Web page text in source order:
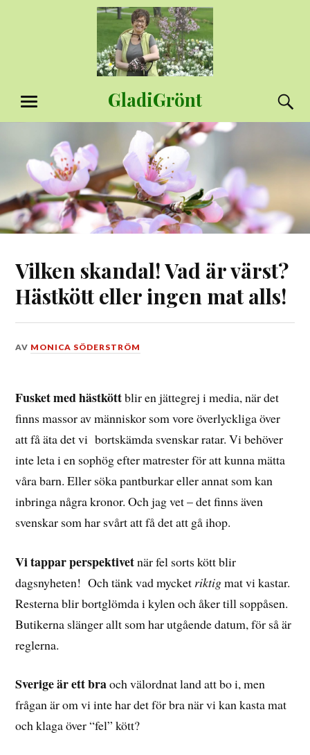
GladiGrönt
MENY
Vilken skandal! Vad är värst?
Hästkött eller ingen mat alls!
DEN
2013
AV MONICA SÖDERSTRÖM
Fusket med hästköttblir en jättegrej i media, när det
finns massor av människor som vore överlyckliga över
att få äta det vi bortskämda svenskar ratar. Vi behöver
inte leta i en sophög efter matrester för att kunna mätta
våra barn. Eller söka pantburkar eller annat som kan
inbringa några kronor. Och jag vet – det finns även
svenskar som har svårt att få det att gå ihop.
Vi tappar perspektivetnär fel sorts kött blir
dagsnyheten! Och tänk vad mycket riktigmat vi kastar.
Resterna blir bortglömda i kylen och åker till soppåsen.
Butikerna slänger allt som har utgående datum, för så är
reglerna.
Sverige är ett braoch välordnat land att bo i, men
frågan är om vi inte har det för bra när vi kan kasta mat
och klaga över “fel” kött?